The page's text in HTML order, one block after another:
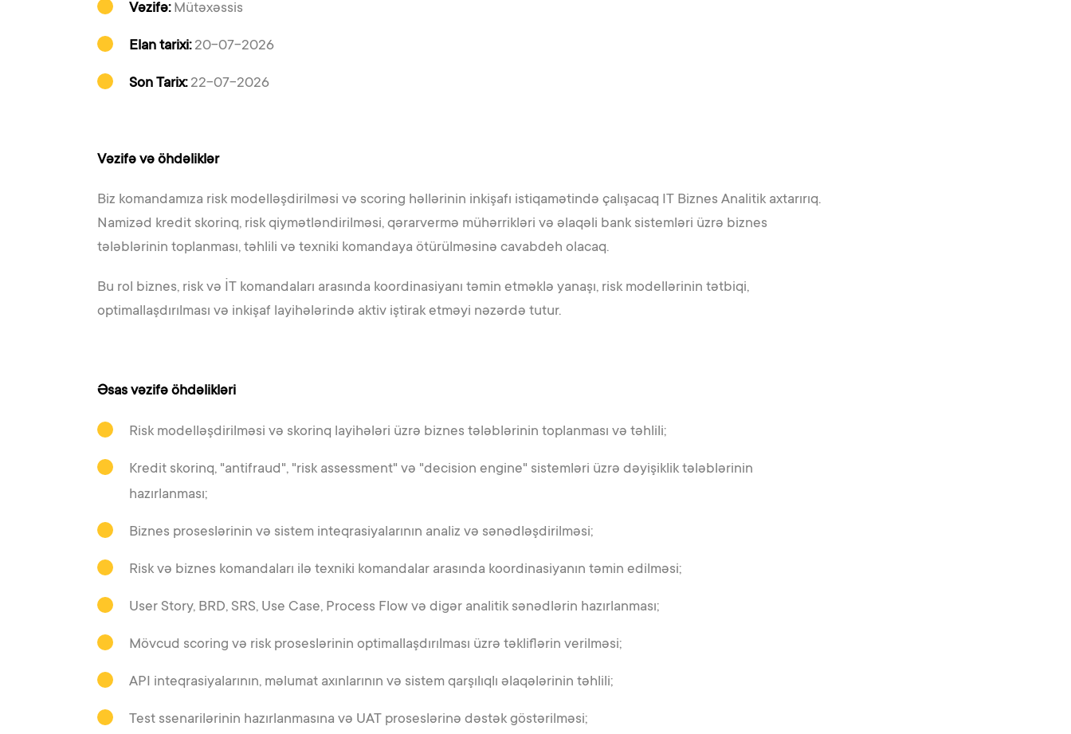
Vəzifə:Mütəxəssis
Elan tarixi:20-07-2026
Son Tarix:22-07-2026
Vəzifə və öhdəliklər
Biz komandamıza risk modelləşdirilməsi və scoring həllərinin inkişafı istiqamətində çalışacaq IT Biznes Analitik axtarırıq.
Namizəd kredit skorinq, risk qiymətləndirilməsi, qərarvermə mühərrikləri və əlaqəli bank sistemləri üzrə biznes
tələblərinin toplanması, təhlili və texniki komandaya ötürülməsinə cavabdeh olacaq.
Bu rol biznes, risk və İT komandaları arasında koordinasiyanı təmin etməklə yanaşı, risk modellərinin tətbiqi,
optimallaşdırılması və inkişaf layihələrində aktiv iştirak etməyi nəzərdə tutur.
Əsas vəzifə öhdəlikləri
Risk modelləşdirilməsi və skorinq layihələri üzrə biznes tələblərinin toplanması və təhlili;
Kredit skorinq, "antifraud", "risk assessment" və "decision engine" sistemləri üzrə dəyişiklik tələblərinin
hazırlanması;
Biznes proseslərinin və sistem inteqrasiyalarının analiz və sənədləşdirilməsi;
Risk və biznes komandaları ilə texniki komandalar arasında koordinasiyanın təmin edilməsi;
User Story, BRD, SRS, Use Case, Process Flow və digər analitik sənədlərin hazırlanması;
Mövcud scoring və risk proseslərinin optimallaşdırılması üzrə təkliflərin verilməsi;
API inteqrasiyalarının, məlumat axınlarının və sistem qarşılıqlı əlaqələrinin təhlili;
Test ssenarilərinin hazırlanmasına və UAT proseslərinə dəstək göstərilməsi;